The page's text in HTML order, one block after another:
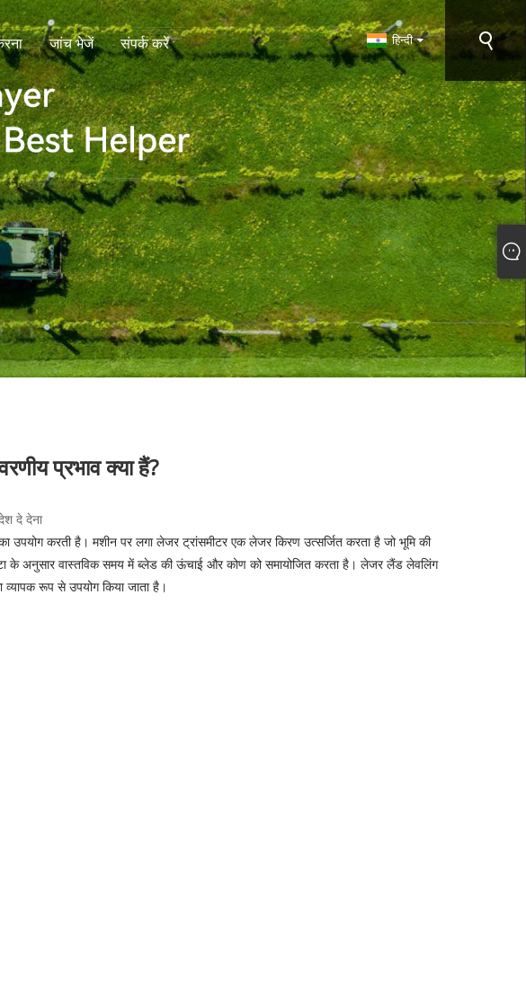
जांच भेजें संपर्क करें हिन्दी
प्रभाव क्या हैं?
दे देना
करती है। मशीन पर लगा लेजर ट्रांसमीटर एक लेजर किरण उत्सर्जित करता है जो भूमि की
के अनुसार वास्तविक समय में ब्लेड की ऊंचाई और कोण को समायोजित करता है। लेजर लैंड लेवलिंग
व्यापक रूप से उपयोग किया जाता है।